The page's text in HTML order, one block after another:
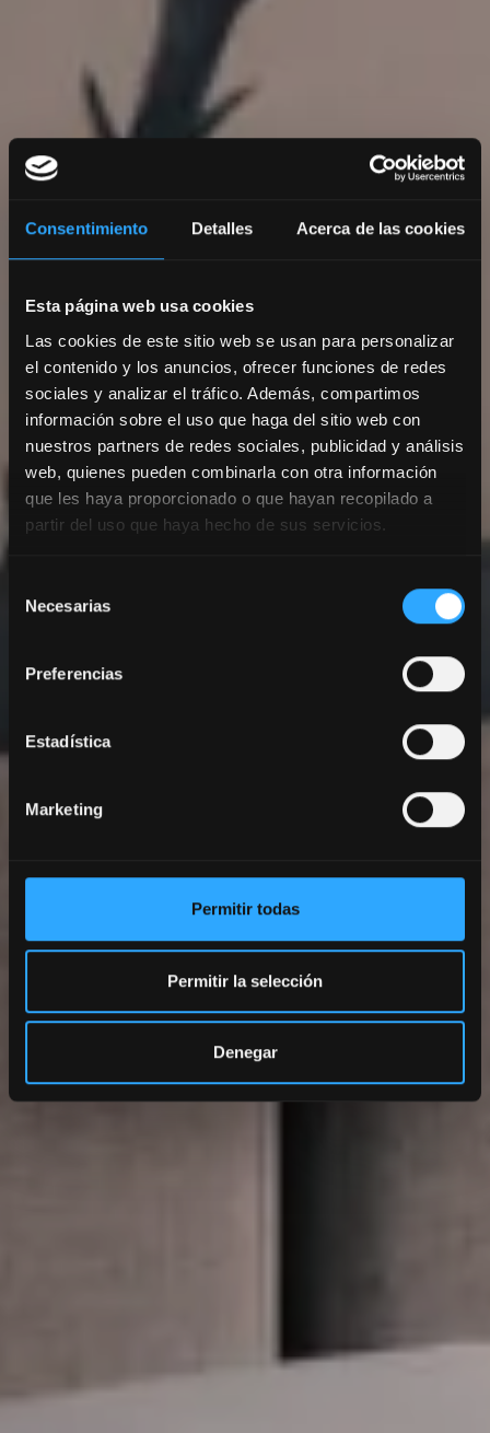
Consentimiento Detalles Acerca de las cookies
Esta página web usa cookies
Las cookies de este sitio web se usan para personalizar
el contenido y los anuncios, ofrecer funciones de redes
sociales y analizar el tráfico. Además, compartimos
información sobre el uso que haga del sitio web con
nuestros partners de redes sociales, publicidad y análisis
web, quienes pueden combinarla con otra información
que les haya proporcionado o que hayan recopilado a
partir del uso que haya hecho de sus servicios.
Necesarias
Preferencias
Estadística
Marketing
Permitir todas
Permitir la selección
Denegar